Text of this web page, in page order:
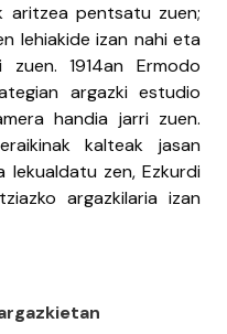
aritzea pentsatu zuen;
lehiakide izan nahi eta
1914an Ermodo
argazki estudio
handia jarri zuen.
kalteak jasan
lekualdatu zen, Ezkurdi
argazkilaria izan